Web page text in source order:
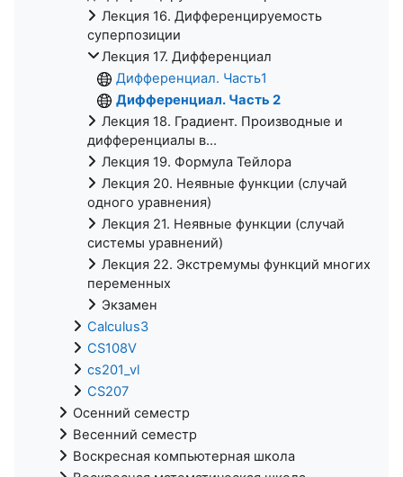
Лекция 16. Дифференцируемость
суперпозиции
Лекция 17. Дифференциал
Дифференциал. Часть1
Дифференциал. Часть 2
Лекция 18. Градиент. Производные и
дифференциалы в...
Лекция 19. Формула Тейлора
Лекция 20. Неявные функции (случай
одного уравнения)
Лекция 21. Неявные функции (случай
системы уравнений)
Лекция 22. Экстремумы функций многих
переменных
Экзамен
Calculus3
CS108V
cs201_vl
CS207
Осенний семестр
Весенний семестр
Воскресная компьютерная школа